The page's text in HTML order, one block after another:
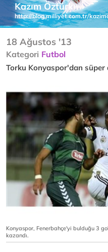
Kazım Öztürk
http://blog.milliyet.com.tr/
18 Ağustos '13
Kategori Futbol
Torku Konyaspor'dan süper
Konyaspor, Fenerbahçe'yi bulduğu 3
kazandı.